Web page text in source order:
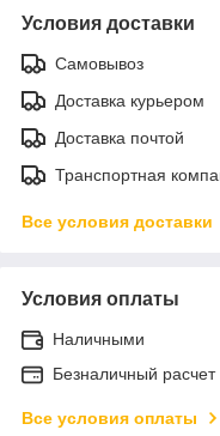
Условия доставки
Самовывоз
Доставка курьером
Доставка почтой
Транспортная
Все условия доставки
Условия оплаты
Наличными
Безналичный расчет
Все условия оплаты